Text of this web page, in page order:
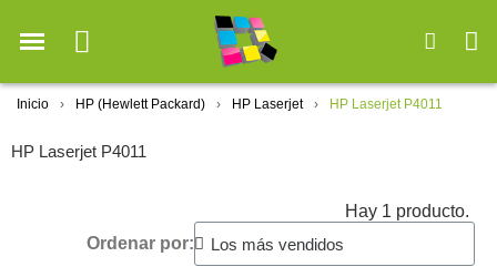
Inicio HP (Hewlett Packard) HP Laserjet HP Laserjet P4011
HP Laserjet P4011
Hay 1 producto.
Ordenar por: